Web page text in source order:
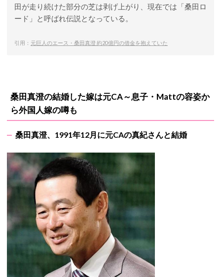
田が走り続けた部分の芝は剥げ上がり、現在では「桑田ロ
ード」と呼ばれ伝説となっている。
引用： 元巨人のエース・桑田真澄 約20億円の借金を抱えていた
桑田真澄の結婚した嫁は元CA～息子・Mattの容姿か
ら外国人嫁の噂も
桑田真澄、1991年12月に元CAの真紀さんと結婚